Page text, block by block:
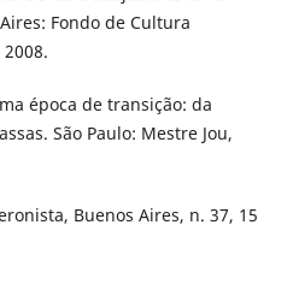
Fondo de Cultura
época de transição: da
São Paulo: Mestre Jou,
Buenos Aires, n. 37, 15